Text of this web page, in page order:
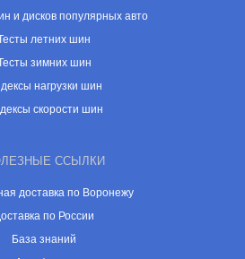
и дисков популярных авто
летних шин
зимних шин
нагрузки шин
скорости шин
ССЫЛКИ
доставка по Воронежу
по России
База знаний